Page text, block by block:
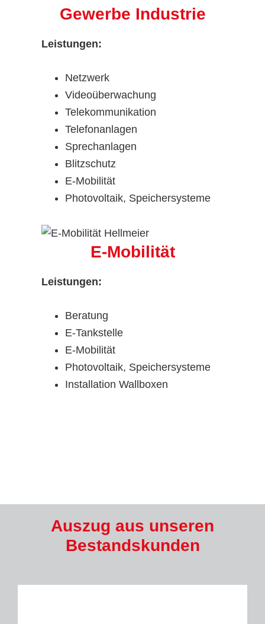
Gewerbe Industrie
Leistungen:
Netzwerk
Videoüberwachung
Telekommunikation
Telefonanlagen
Sprechanlagen
Blitzschutz
E-Mobilität
Photovoltaik, Speichersysteme
E-Mobilität
Leistungen:
Beratung
E-Tankstelle
E-Mobilität
Photovoltaik, Speichersysteme
Installation Wallboxen
Auszug aus unseren
Bestandskunden